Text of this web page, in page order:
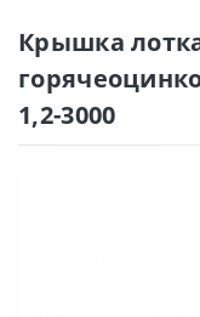
Крышка
1,2-3000